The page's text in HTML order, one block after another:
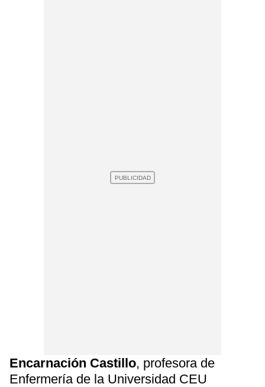
Encarnación Castillo, profesora de
Enfermería de la Universidad CEU